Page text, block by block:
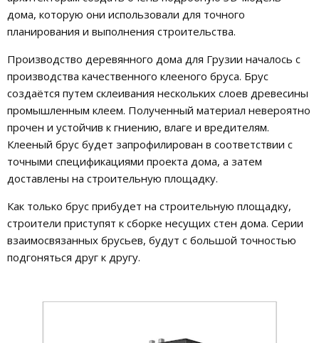
дома, которую они использовали для точного
планирования и выполнения строительства.
Производство деревянного дома для Грузии началось с
производства качественного клееного бруса. Брус
создаётся путем склеивания нескольких слоев древесины
промышленным клеем. Полученный материал невероятно
прочен и устойчив к гниению, влаге и вредителям.
Клееный брус будет запрофилирован в соответствии с
точными спецификациями проекта дома, а затем
доставлены на строительную площадку.
Как только брус прибудет на строительную площадку,
строители приступят к сборке несущих стен дома. Серии
взаимосвязанных брусьев, будут с большой точностью
подгоняться друг к другу.